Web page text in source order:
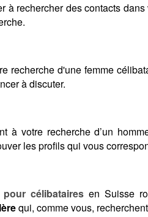
à rechercher des contacts
recherche d'une femme
à discuter.
à votre recherche d’un
les profils qui vous
célibatairesen Suisse
qui, comme vous,